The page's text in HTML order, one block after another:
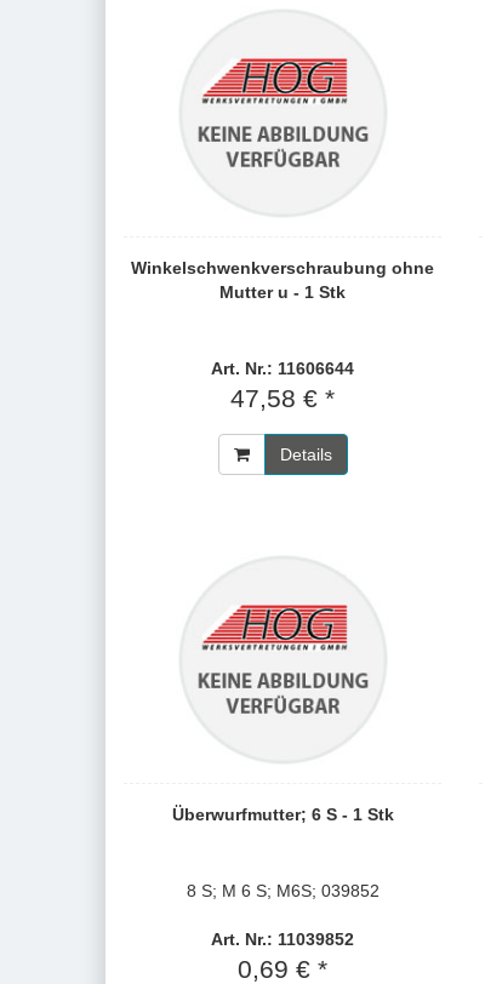
Winkelschwenkverschraubung ohne
Mutter u - 1 Stk
Art. Nr.: 11606644
47,58 € *
Details
Überwurfmutter; 6 S - 1 Stk
8 S; M 6 S; M6S; 039852
Art. Nr.: 11039852
0,69 € *